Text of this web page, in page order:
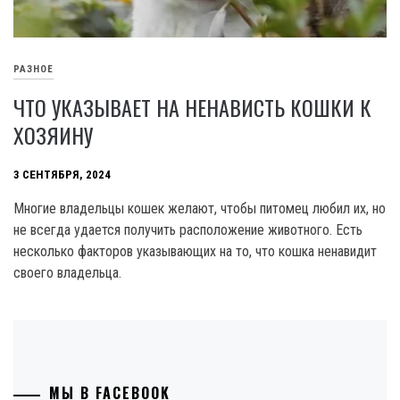
РАЗНОЕ
ЧТО УКАЗЫВАЕТ НА НЕНАВИСТЬ КОШКИ К
ХОЗЯИНУ
3 СЕНТЯБРЯ, 2024
Многие владельцы кошек желают, чтобы питомец любил их, но
не всегда удается получить расположение животного. Есть
несколько факторов указывающих на то, что кошка ненавидит
своего владельца.
МЫ В FACEBOOK